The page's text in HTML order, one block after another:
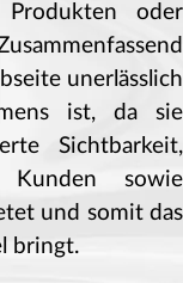
oder
unerlässlich
ist, da sie
Sichtbarkeit,
sowie
und somit das
bringt.